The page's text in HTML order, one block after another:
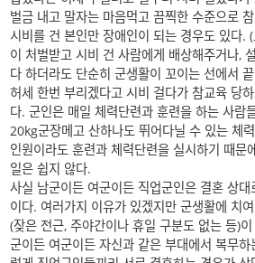
벌금 내고 말자는 마음먹고 끔찍한 수준으로
시비를 건 본인만 장애인이 되는 경우도 있다.
이 처벌받고 시비 건 사람에게 배상해주거나,
다 하더라도 단순히 군생활이 꼬이는 선에서
허세 한번 부리겠다고 시비 걸다가 참교육 당
다. 군인은 매일 체력단련과 훈련을 하는 사람
20kg군장메고 산하나도 뛰어다닐 수 있는 체
인원이라도 훈련과 체력단련을 실시하기 때문
일은 쉽지 않다.
사실 남군이든 여군이든 직업군인은 결혼 상
이다. 여러가지 이유가 있겠지만 군생활에 치
(잦은 전근, 주야간이나 휴일 구분도 없는 등)
군이든 여군이든 자신과 같은 부대에서 복무